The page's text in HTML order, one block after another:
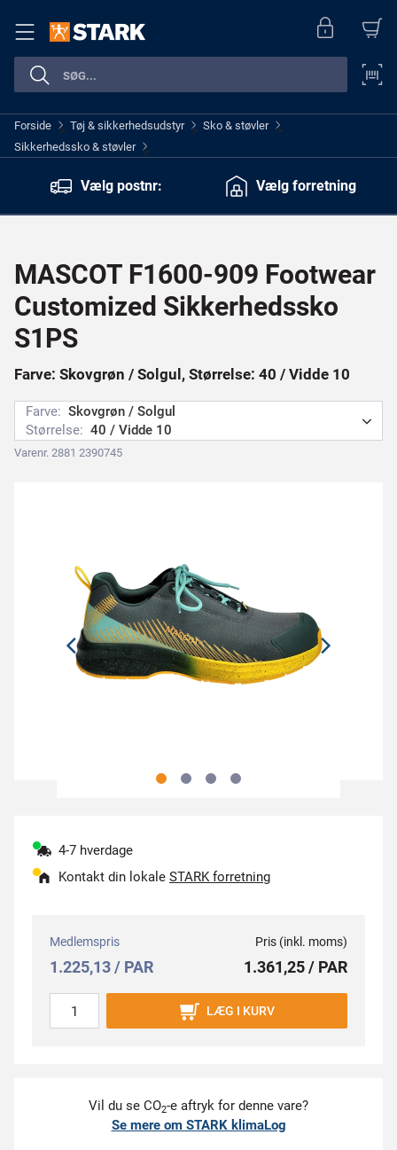
Forside > Tøj & sikkerhedsudstyr > Sko & støvler >
Sikkerhedssko & støvler >
Vælg postnr:
Vælg forretning
MASCOT F1600-909 Footwear
Customized Sikkerhedssko
S1PS
Farve: Skovgrøn / Solgul, Størrelse: 40 / Vidde 10
Farve: Skovgrøn / Solgul
Størrelse: 40 / Vidde 10
Varenr. 2881 2390745
4-7 hverdage
Kontakt din lokale STARK forretning
Medlemspris
1.225,13 / PAR
Pris (inkl. moms)
1.361,25 / PAR
LÆG I KURV
Vil du se CO2-e aftryk for denne vare?
Se mere om STARK klimaLog